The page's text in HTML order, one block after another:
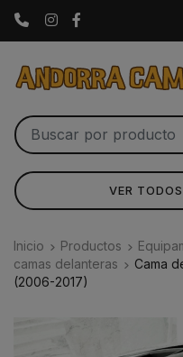
Instagram
VER
Inicio Productos
camas delanteras
Cama
(2006-2017)